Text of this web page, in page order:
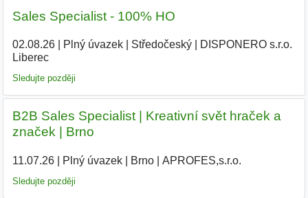
Sales Specialist - 100% HO
02.08.26| Plný úvazek| Středočeský|
DISPONERO s.r.o.
Liberec
Sledujte později
B2B Sales Specialist | Kreativní svět hraček a
značek | Brno
11.07.26| Plný úvazek| Brno| APROFES,s.r.o.
Sledujte později